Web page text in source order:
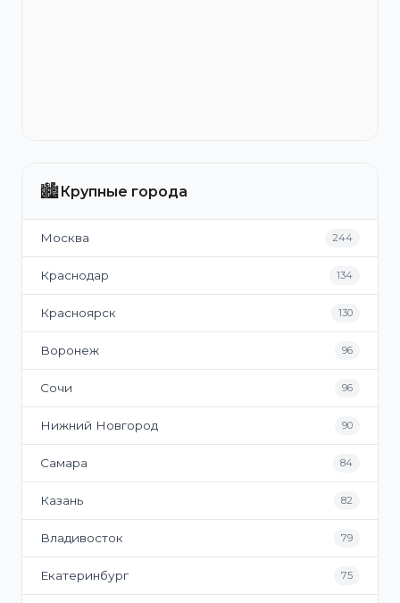
🏙️Крупные города
Москва 244
Краснодар 134
Красноярск 130
Воронеж 96
Сочи 96
Нижний Новгород 90
Самара 84
Казань 82
Владивосток 79
Екатеринбург 75